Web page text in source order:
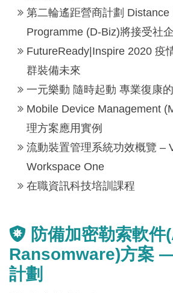
第二輪遙距營商計劃 Distance
Programme (D-Biz)將接受社
FutureReady|Inspire 2020 疫
群裝備未來
一元樂動 隨時起動 專業復康
Mobile Device Management
理方案應用實例
流動裝置管理系統功效概覽 –
Workspace One
在職資訊科技培訓課程
防備加密勒索軟件
Ransomware)方案
計劃